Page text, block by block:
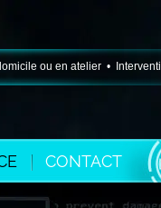
ou en atelier •
CONTACT